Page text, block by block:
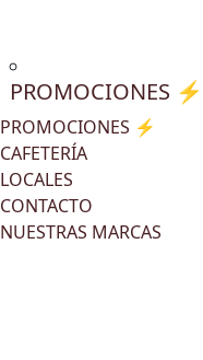
PROMOCIONES ⚡
PROMOCIONES ⚡
CAFETERÍA
LOCALES
CONTACTO
NUESTRAS MARCAS